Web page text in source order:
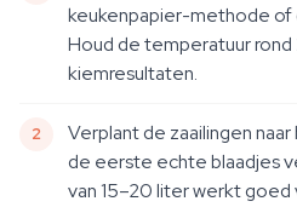
keukenpapier-methode of
Houd de temperatuur
kiemresultaten.
Verplant de zaailingen
de eerste echte blaadjes
van 15–20 liter werkt